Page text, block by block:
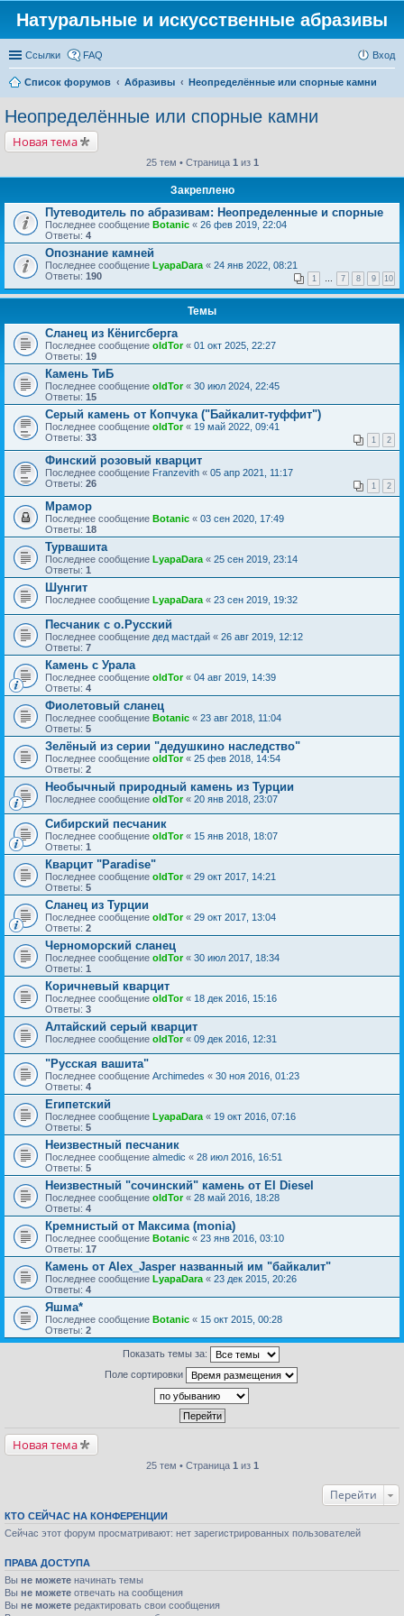
Натуральные и искусственные абразивы
Ссылки FAQ Вход
Список форумов Абразивы Неопределённые или спорные камни
Неопределённые или спорные камни
Новая тема
25 тем • Страница 1 из 1
Закреплено
Путеводитель по абразивам: Неопределенные и спорные
Последнее сообщение Botanic « 26 фев 2019, 22:04
Ответы: 4
Опознание камней
Последнее сообщение LyapaDara « 24 янв 2022, 08:21
Ответы: 190 1 … 7 8 9 10
Темы
Сланец из Кёнигсберга
Последнее сообщение oldTor« 01 окт 2025, 22:27
Ответы: 19
Камень ТиБ
Последнее сообщение oldTor« 30 июл 2024, 22:45
Ответы: 15
Серый камень от Копчука ("Байкалит-туффит")
Последнее сообщение oldTor« 19 май 2022, 09:41
Ответы: 33 1 2
Финский розовый кварцит
Последнее сообщение Franzevith « 05 апр 2021, 11:17
Ответы: 26 1 2
Мрамор
Последнее сообщение Botanic « 03 сен 2020, 17:49
Ответы: 18
Турвашита
Последнее сообщение LyapaDara « 25 сен 2019, 23:14
Ответы: 1
Шунгит
Последнее сообщение LyapaDara « 23 сен 2019, 19:32
Песчаник с о.Русский
Последнее сообщение дед мастдай « 26 авг 2019, 12:12
Ответы: 7
Камень с Урала
Последнее сообщение oldTor« 04 авг 2019, 14:39
Ответы: 4
Фиолетовый сланец
Последнее сообщение Botanic « 23 авг 2018, 11:04
Ответы: 5
Зелёный из серии "дедушкино наследство"
Последнее сообщение oldTor« 25 фев 2018, 14:54
Ответы: 2
Необычный природный камень из Турции
Последнее сообщение oldTor« 20 янв 2018, 23:07
Сибирский песчаник
Последнее сообщение oldTor« 15 янв 2018, 18:07
Ответы: 1
Кварцит "Paradise"
Последнее сообщение oldTor« 29 окт 2017, 14:21
Ответы: 5
Сланец из Турции
Последнее сообщение oldTor« 29 окт 2017, 13:04
Ответы: 2
Черноморский сланец
Последнее сообщение oldTor« 30 июл 2017, 18:34
Ответы: 1
Коричневый кварцит
Последнее сообщение oldTor« 18 дек 2016, 15:16
Ответы: 3
Алтайский серый кварцит
Последнее сообщение oldTor« 09 дек 2016, 12:31
"Русская вашита"
Последнее сообщение Archimedes « 30 ноя 2016, 01:23
Ответы: 4
Египетский
Последнее сообщение LyapaDara « 19 окт 2016, 07:16
Ответы: 5
Неизвестный песчаник
Последнее сообщение almedic « 28 июл 2016, 16:51
Ответы: 5
Неизвестный "сочинский" камень от El Diesel
Последнее сообщение oldTor« 28 май 2016, 18:28
Ответы: 4
Кремнистый от Максима (monia)
Последнее сообщение Botanic « 23 янв 2016, 03:10
Ответы: 17
Камень от Alex_Jasper названный им "байкалит"
Последнее сообщение LyapaDara « 23 дек 2015, 20:26
Ответы: 4
Яшма*
Последнее сообщение Botanic « 15 окт 2015, 00:28
Ответы: 2
Показать темы за:
Поле сортировки
Новая тема
25 тем • Страница 1 из 1
Перейти
КТО СЕЙЧАС НА КОНФЕРЕНЦИИ
Сейчас этот форум просматривают: нет зарегистрированных пользователей
ПРАВА ДОСТУПА
Вы не можете начинать темы
Вы не можете отвечать на сообщения
Вы не можете редактировать свои сообщения